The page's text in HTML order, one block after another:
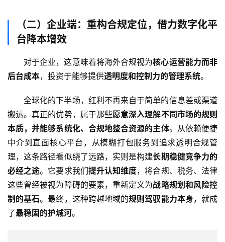
支
案
球
金
融
牌
照
问
答
社
（二）企业端：重构合规定位，借力数字化平
台降本增效
对于企业，这意味着将海外合规视为核心运营能力而非
后台成本，投资于能够提供透明度和控制力的管理系统。
全球化的下半场，红利不再来自于简单的信息差或渠道
搬运。真正的优势，属于那些愿意深入理解不同市场的规则
本质，并能够系统化、合规地整合资源的主体。从依赖便捷
中介到直面核心平台，从模糊打包服务到追求透明合规管
理，这条路径看似绕了远路，实则是构建长期稳健竞争力的
必经之途。它要求我们提升认知维度，将合规、税务、法律
这些曾经被视为障碍的要素，重新定义为战略规划和风险控
制的基石。最终，这种跨越地域的规则驾驭能力本身，就成
了最稳固的护城河。